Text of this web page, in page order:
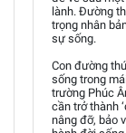
lành. Đường
trọng nhân
sự sống.
Con đường
sống trong
trường Phúc
cần trở thành
nâng đỡ, bảo